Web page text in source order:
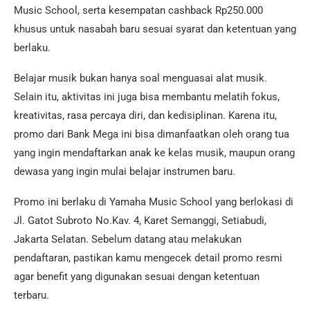
Music School, serta kesempatan cashback Rp250.000
khusus untuk nasabah baru sesuai syarat dan ketentuan yang
berlaku.
Belajar musik bukan hanya soal menguasai alat musik.
Selain itu, aktivitas ini juga bisa membantu melatih fokus,
kreativitas, rasa percaya diri, dan kedisiplinan. Karena itu,
promo dari Bank Mega ini bisa dimanfaatkan oleh orang tua
yang ingin mendaftarkan anak ke kelas musik, maupun orang
dewasa yang ingin mulai belajar instrumen baru.
Promo ini berlaku di Yamaha Music School yang berlokasi di
Jl. Gatot Subroto No.Kav. 4, Karet Semanggi, Setiabudi,
Jakarta Selatan. Sebelum datang atau melakukan
pendaftaran, pastikan kamu mengecek detail promo resmi
agar benefit yang digunakan sesuai dengan ketentuan
terbaru.